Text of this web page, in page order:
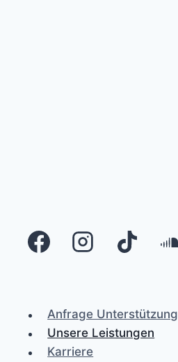
Anfrage Unterstützung
Unsere Leistungen
Karriere